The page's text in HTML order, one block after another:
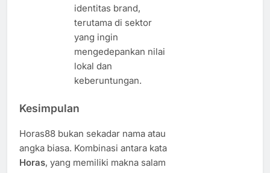
identitas brand,
terutama di sektor
yang ingin
mengedepankan nilai
lokal dan
keberuntungan.
Kesimpulan
Horas88 bukan sekadar nama atau
angka biasa. Kombinasi antara kata
Horas, yang memiliki makna salam